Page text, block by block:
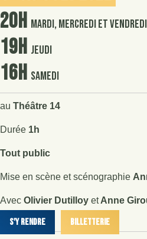
20h mardi, mercredi et vendredi
19h jeudi
16h samedi
au Théâtre 14
Durée 1h
Tout public
Mise en scène et scénographie
Avec Olivier Dutilloy etAnne
S'y Rendre Billetterie